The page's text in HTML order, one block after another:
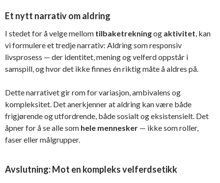
Et nytt narrativ om aldring
I stedet for å velge mellom tilbaketrekningog aktivitet, kan
vi formulere et tredje narrativ: Aldring som responsiv
livsprosess — der identitet, mening og velferd oppstår i
samspill, og hvor det ikke finnes én riktig måte å aldres på.
Dette narrativet gir rom for variasjon, ambivalens og
kompleksitet. Det anerkjenner at aldring kan være både
frigjørende og utfordrende, både sosialt og eksistensielt. Det
åpner for å se alle som hele mennesker — ikke som roller,
faser eller målgrupper.
Avslutning: Mot en kompleks velferdsetikk